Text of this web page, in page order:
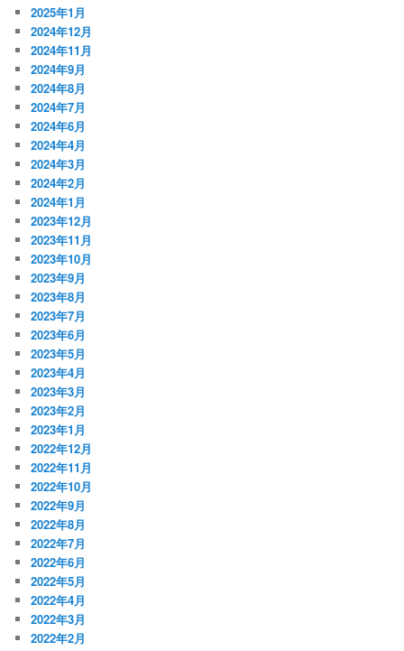
2025年1月
2024年12月
2024年11月
2024年9月
2024年8月
2024年7月
2024年6月
2024年4月
2024年3月
2024年2月
2024年1月
2023年12月
2023年11月
2023年10月
2023年9月
2023年8月
2023年7月
2023年6月
2023年5月
2023年4月
2023年3月
2023年2月
2023年1月
2022年12月
2022年11月
2022年10月
2022年9月
2022年8月
2022年7月
2022年6月
2022年5月
2022年4月
2022年3月
2022年2月